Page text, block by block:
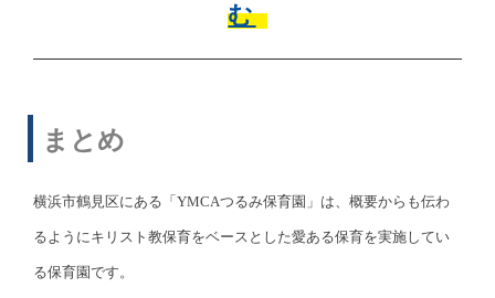
む
まとめ
横浜市鶴見区にある「YMCAつるみ保育園」は、概要からも伝わ
るようにキリスト教保育をベースとした愛ある保育を実施してい
る保育園です。